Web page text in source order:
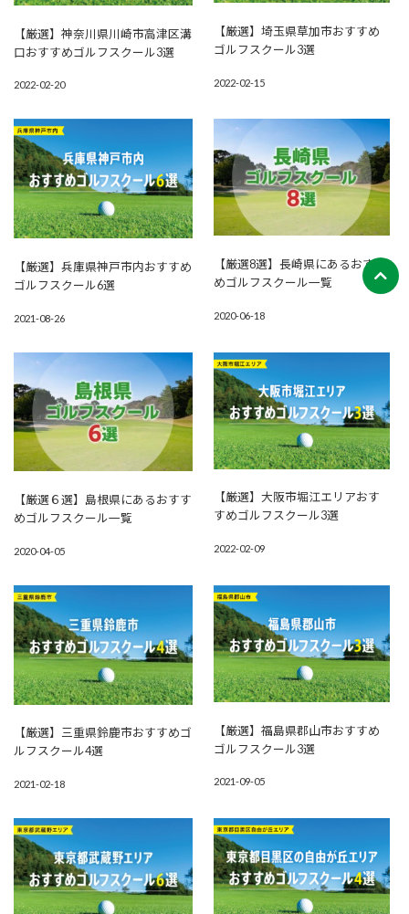
【厳選】神奈川県川崎市高津区溝
口おすすめゴルフスクール3選
2022-02-20
【厳選】埼玉県草加市おすすめ
ゴルフスクール3選
2022-02-15
【厳選】兵庫県神戸市内おすすめ
ゴルフスクール6選
2021-08-26
【厳選8選】長崎県にあるおすす
めゴルフスクール一覧
2020-06-18
【厳選６選】島根県にあるおすす
めゴルフスクール一覧
2020-04-05
【厳選】大阪市堀江エリアおす
すめゴルフスクール3選
2022-02-09
【厳選】三重県鈴鹿市おすすめゴ
ルフスクール4選
2021-02-18
【厳選】福島県郡山市おすすめ
ゴルフスクール3選
2021-09-05